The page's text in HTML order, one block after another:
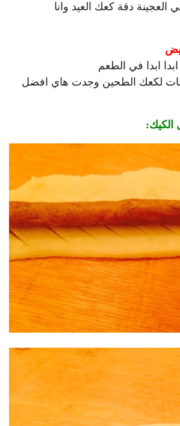
دقة كعك العيد وانا
ابدا في الطعم
لكعك الطحين وجدت هاي افضل
الكيك: